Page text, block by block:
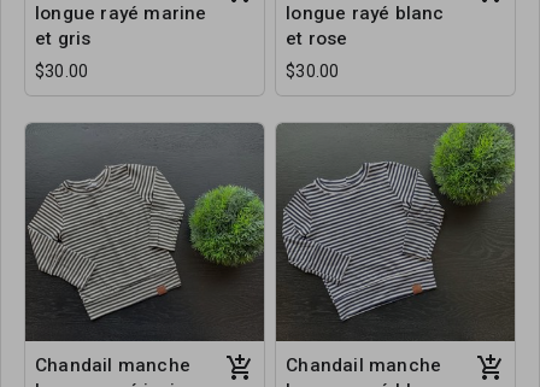
longue rayé marine
et gris
$30.00
longue rayé blanc
et rose
$30.00
Chandail manche
Chandail manche